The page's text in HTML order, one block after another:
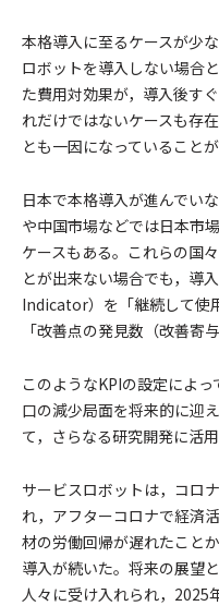
本格導入に至るケースが少
ロボットを導入しない場合
た費用対効果が，導入後す
れだけではないケースも存
とも一因になっていること
日本で本格導入が進んでい
や中国市場などでは日本市
ケースもある。これらの国
とが出来ない場合でも，導
Indicator）を「継続して使
「改善点の発見数（改善寄
このようなKPIの設定によ
口の減少局面を将来的に迎
て，さらなる研究開発に活
サービスロボットは，コロ
れ，アフターコロナで経済
材の労働回帰が遅れたこと
導入が続いた。将来の展望
人々に受け入れられ，2025